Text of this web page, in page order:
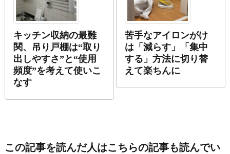
キッチン収納の最難
関、吊り戸棚は“取り
出しやすさ”と“使用
頻度”を考えて使いこ
なす
苦手なアイロンがけ
は「減らす」「集中
する」方法に切り替
えて楽ちんに
この記事を読んだ人はこちらの記事も読んでい